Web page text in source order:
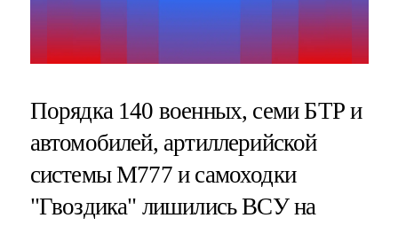
Порядка 140 военных, семи БТР и
автомобилей, артиллерийской
системы М777 и самоходки
"Гвоздика" лишились ВСУ на